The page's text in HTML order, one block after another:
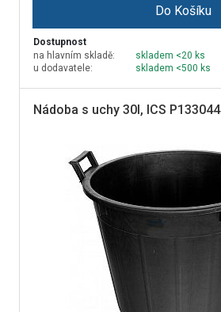
Do Košíku
Dostupnost
na hlavním skladě:
skladem <20 ks
u dodavatele:
skladem <500 ks
Nádoba s uchy 30l, ICS P133044